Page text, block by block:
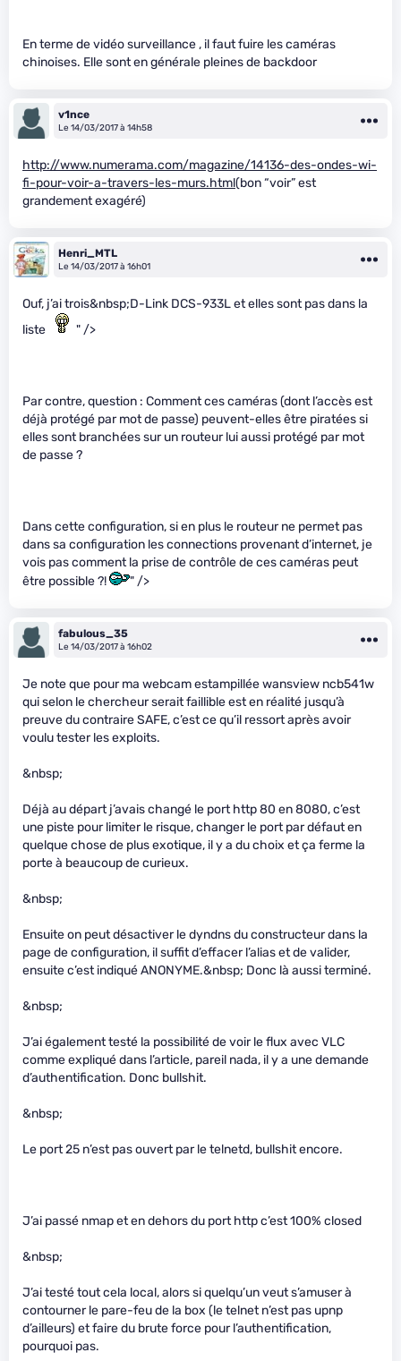
En terme de vidéo surveillance , il faut fuire les caméras
chinoises. Elle sont en générale pleines de backdoor
v1nce
Le 14/03/2017 à 14h58
http://www.numerama.com/magazine/14136-des-ondes-wi-
fi-pour-voir-a-travers-les-murs.html(bon “voir” est
grandement exagéré)
Henri_MTL
Le 14/03/2017 à 16h01
Ouf, j’ai trois&nbsp;D-Link DCS-933L et elles sont pas dans la
liste
" />
Par contre, question : Comment ces caméras (dont l’accès est
déjà protégé par mot de passe) peuvent-elles être piratées si
elles sont branchées sur un routeur lui aussi protégé par mot
de passe ?
Dans cette configuration, si en plus le routeur ne permet pas
dans sa configuration les connections provenant d’internet, je
vois pas comment la prise de contrôle de ces caméras peut
être possible ?!
" />
fabulous_35
Le 14/03/2017 à 16h02
Je note que pour ma webcam estampillée wansview ncb541w
qui selon le chercheur serait faillible est en réalité jusqu’à
preuve du contraire SAFE, c’est ce qu’il ressort après avoir
voulu tester les exploits.
&nbsp;
Déjà au départ j’avais changé le port http 80 en 8080, c’est
une piste pour limiter le risque, changer le port par défaut en
quelque chose de plus exotique, il y a du choix et ça ferme la
porte à beaucoup de curieux.
&nbsp;
Ensuite on peut désactiver le dyndns du constructeur dans la
page de configuration, il suffit d’effacer l’alias et de valider,
ensuite c’est indiqué ANONYME.&nbsp; Donc là aussi terminé.
&nbsp;
J’ai également testé la possibilité de voir le flux avec VLC
comme expliqué dans l’article, pareil nada, il y a une demande
d’authentification. Donc bullshit.
&nbsp;
Le port 25 n’est pas ouvert par le telnetd, bullshit encore.
J’ai passé nmap et en dehors du port http c’est 100% closed
&nbsp;
J’ai testé tout cela local, alors si quelqu’un veut s’amuser à
contourner le pare-feu de la box (le telnet n’est pas upnp
d’ailleurs) et faire du brute force pour l’authentification,
pourquoi pas.